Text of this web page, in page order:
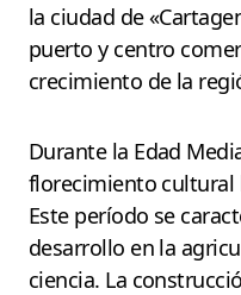
la ciudad de
puerto y centro
crecimiento de la
Durante la Edad
florecimiento
Este período se
desarrollo en la
ciencia. La